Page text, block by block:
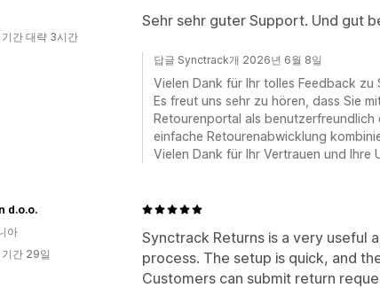
Sehr sehr guter Support. Und gut
간 대략 3시간
답글 Synctrack개 2026년 6월 8일
Vielen Dank für Ihr tolles Feedback
Es freut uns sehr zu hören, dass Sie
Retourenportal als benutzerfreundlich
einfache Retourenabwicklung
Vielen Dank für Ihr Vertrauen und Ihre
Synctrack Returns is a very useful
process. The setup is quick, and
Customers can submit return
d.o.o.
아
간 29일